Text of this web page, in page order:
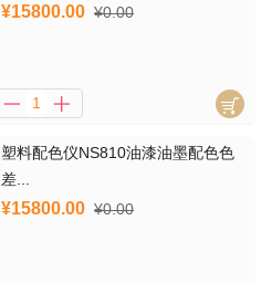
¥15800.00 ¥0.00
塑料配色仪NS810油漆油墨配色色
差...
¥15800.00 ¥0.00